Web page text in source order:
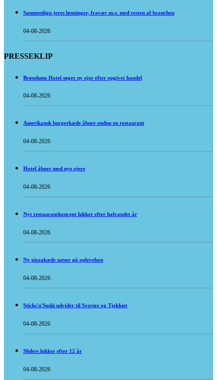
Sammenlign jeres lønninger, fravær m.v. med resten af branchen
04-08-2026
PRESSEKLIP
Brøndums Hotel søger ny ejer efter opgivet handel
04-08-2026
Amerikansk burgerkæde åbner endnu en restaurant
04-08-2026
Hotel åbner med nye ejere
04-08-2026
Nyt restaurantkoncept lukker efter halvandet år
04-08-2026
Ny pizzakæde satser på oplevelsen
04-08-2026
Sticks'n'Sushi udvider til Sverige og Tjekkiet
04-08-2026
Sliders lukker efter 12 år
04-08-2026